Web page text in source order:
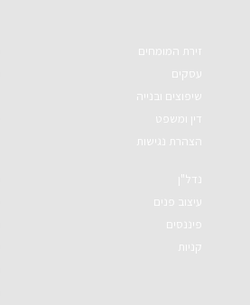
זירת המומחים
עסקים
שיפוצים ובנייה
דין ומשפט
הצהרת נגישות
נדל"ן
עיצוב פנים
פיננסים
קניות